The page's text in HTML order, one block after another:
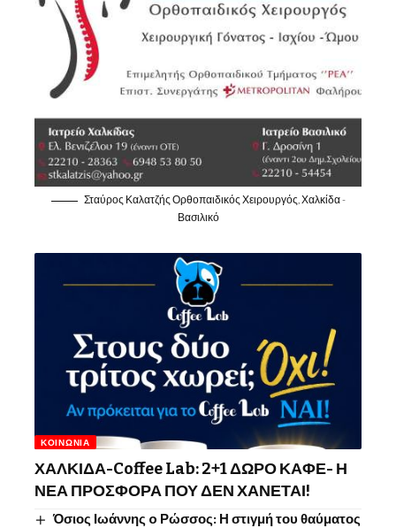
Σταύρος Καλατζής Ορθοπαιδικός Χειρουργός, Χαλκίδα -
Βασιλικό
ΚΟΙΝΩΝΊΑ
ΧΑΛΚΙΔΑ-Coffee Lab: 2+1 ΔΩΡΟ ΚΑΦΕ- Η
ΝΕΑ ΠΡΟΣΦΟΡΑ ΠΟΥ ΔΕΝ ΧΑΝΕΤΑΙ!
Όσιος Ιωάννης o Ρώσσος: Η στιγμή του θαύματος